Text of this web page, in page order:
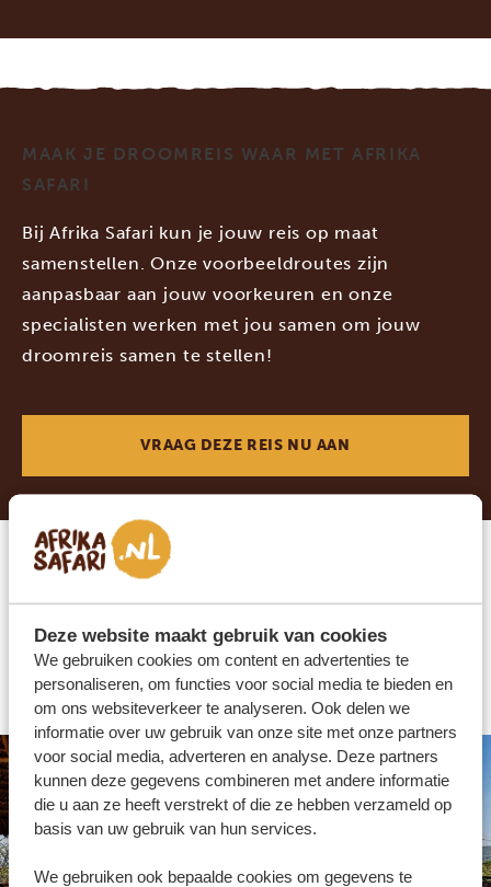
Deze website maakt gebruik van cookies
We gebruiken cookies om content en advertenties te
personaliseren, om functies voor social media te bieden en
om ons websiteverkeer te analyseren. Ook delen we
informatie over uw gebruik van onze site met onze partners
voor social media, adverteren en analyse. Deze partners
kunnen deze gegevens combineren met andere informatie
die u aan ze heeft verstrekt of die ze hebben verzameld op
basis van uw gebruik van hun services.
We gebruiken ook bepaalde cookies om gegevens te
MAAK JE DROOMREIS WAAR MET AFRIKA
SAFARI
Bij Afrika Safari kun je jouw reis op maat
samenstellen. Onze voorbeeldroutes zijn
aanpasbaar aan jouw voorkeuren en onze
specialisten werken met jou samen om jouw
droomreis samen te stellen!
VRAAG DEZE REIS NU AAN
Welk type accommodatie
past het beste bij jou?